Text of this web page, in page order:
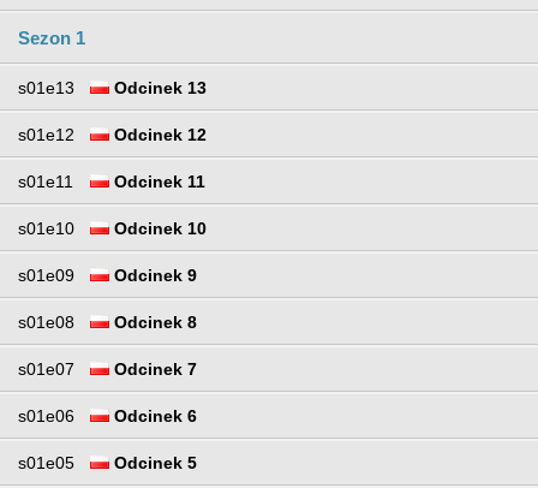
Sezon 1
s01e13 Odcinek 13
s01e12 Odcinek 12
s01e11 Odcinek 11
s01e10 Odcinek 10
s01e09 Odcinek 9
s01e08 Odcinek 8
s01e07 Odcinek 7
s01e06 Odcinek 6
s01e05 Odcinek 5